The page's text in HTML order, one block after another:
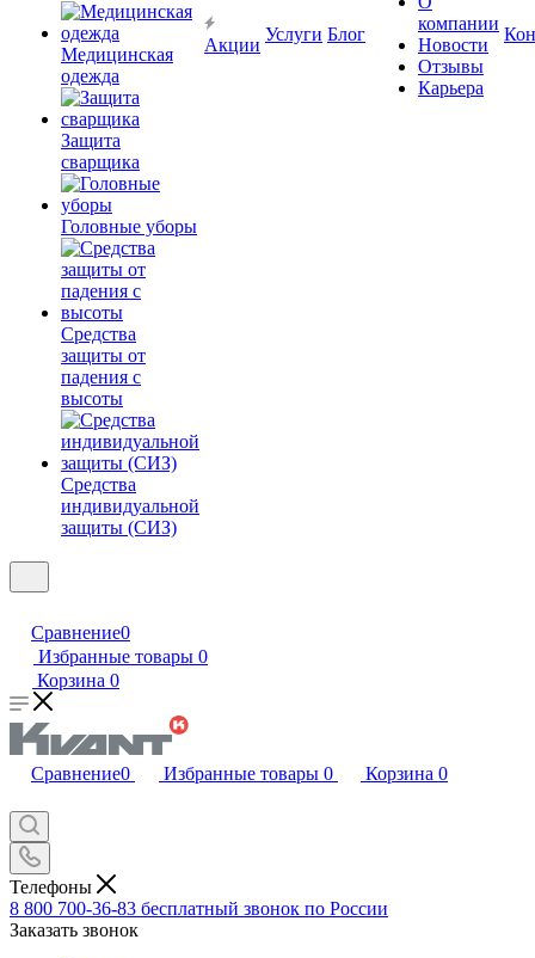
Медицинская
одежда
Защита
сварщика
Головные уборы
Средства
защиты от
падения с
высоты
Средства
индивидуальной
защиты (СИЗ)
Акции
Услуги Блог
компании
Новости
Отзывы
Карьера
Сравнение0
Избранные товары 0
Корзина 0
Сравнение0 Избранные товары 0 Корзина 0
Телефоны
8 800 700-36-83 бесплатный звонок по России
Заказать звонок